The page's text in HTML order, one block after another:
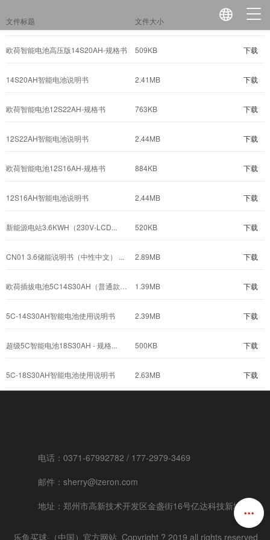
文件标题 文件大小
欧荷智能电池高压版14S20AH-规格书 509KB 下载
14S20AH智能电池说明书 2.41MB 下载
欧荷智能电池12S22AH-规格书 763KB 下载
12S22AH智能电池说明书 2.44MB 下载
欧荷智能电池12S16AH-规格书 884KB 下载
12S16AH智能电池说明书 2.44MB 下载
新能源电站3.6KWH（230V-LCD... 520KB 下载
CN01 3.6储能说明书（中性中文） ... 2.89MB 下载
1.39MB 下载
5C-14S30AH智能电池使用说明书 2.39MB 下载
超级5C智能电池18S30AH - 规格... 500KB 下载
5C-18S30AH智能电池使用说明书 2.63MB 下载
电话：0371-67992782 / 177-2979-3469
邮件：sherry@izeron.com
地址：郑州市高新技术开发区金盏街16号亿达科技新城3幢
乐鱼买球·（中国）官方网站 Copyright ? 2019 all rights reserved